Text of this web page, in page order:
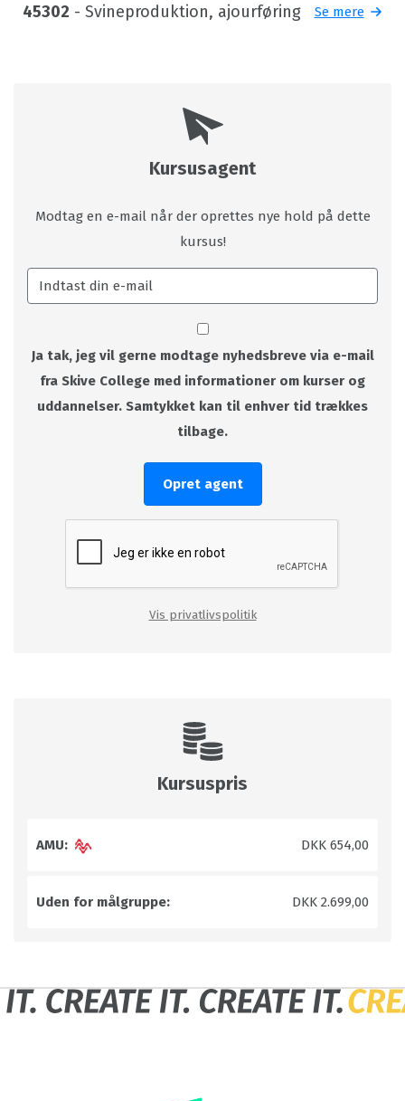
45302 - Svineproduktion, ajourføring Se mere
Kursusagent
Modtag en e-mail når der oprettes nye hold på dette
kursus!
Ja tak, jeg vil gerne modtage nyhedsbreve via e-mail
fra Skive College med informationer om kurser og
uddannelser. Samtykket kan til enhver tid trækkes
tilbage.
Opret agent
Vis privatlivspolitik
Kursuspris
AMU: DKK 654,00
Uden for målgruppe: DKK 2.699,00